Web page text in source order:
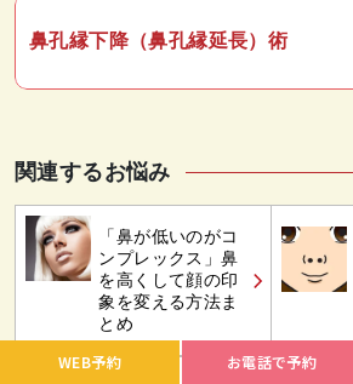
鼻孔縁下降（鼻孔縁延長）術
関連するお悩み
「鼻が低いのがコ
ンプレックス」鼻
を高くして顔の印
象を変える方法ま
とめ
WEB予約 お電話で予約